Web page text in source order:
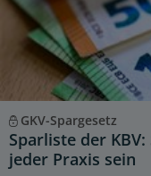
GKV-Spargesetz
Sparliste der
jeder Praxis sein